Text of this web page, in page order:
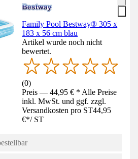
Family Pool Bestway® 305 x
183 x 56 cm blau
Artikel wurde noch nicht
bewertet.
(0)
Preis — 44,95 € * Alle Preise
inkl. MwSt. und ggf. zzgl.
Versandkosten pro ST44,95
€*/ ST